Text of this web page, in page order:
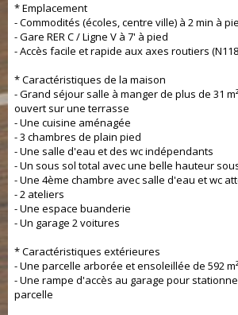
* Emplacement
- Commodités (écoles, centre ville) à 2 min à
- Gare RER C / Ligne V à 7' à pied
- Accès facile et rapide aux axes routiers
* Caractéristiques de la maison
- Grand séjour salle à manger de plus de 31
ouvert sur une terrasse
- Une cuisine aménagée
- 3 chambres de plain pied
- Une salle d'eau et des wc indépendants
- Un sous sol total avec une belle hauteur
- Une 4ème chambre avec salle d'eau et wc
- 2 ateliers
- Une espace buanderie
- Un garage 2 voitures
* Caractéristiques extérieures
- Une parcelle arborée et ensoleillée de 592 m²
- Une rampe d'accès au garage pour
parcelle